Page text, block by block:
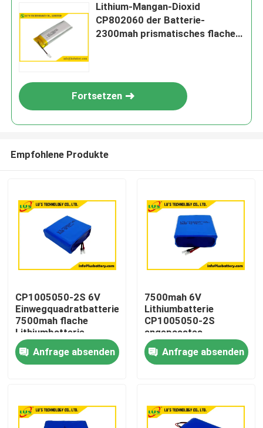
Haus
Über uns
Lithium-Mangan-Dioxid
CP802060 der Batterie-
2300mah prismatisches flaches
Fortsetzen
Empfohlene Produkte
CP1005050-2S 6V
Einwegquadratbatterie
7500mah flache
Lithiumbatterie
Anpassung
Anfrage absenden
7500mah 6V
Lithiumbatterie
CP1005050-2S
angepasstes
Lithiumbatteriepaket
Anfrage absenden